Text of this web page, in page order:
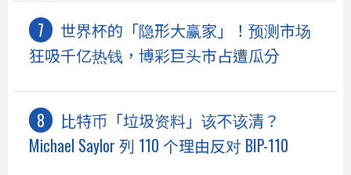
世界杯的「隐形大赢家」！预测市场
狂吸千亿热钱，博彩巨头市占遭瓜分
比特币「垃圾资料」该不该清？
Michael Saylor 列 110 个理由反对 BIP-110